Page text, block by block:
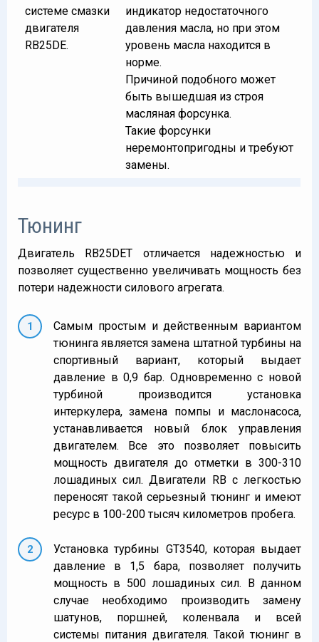
системе смазки
двигателя
RB25DE.
индикатор недостаточного
давления масла, но при этом
уровень масла находится в
норме.
Причиной подобного может
быть вышедшая из строя
масляная форсунка.
Такие форсунки
неремонтопригодны и требуют
замены.
Тюнинг
Двигатель RB25DET отличается надежностью и
позволяет существенно увеличивать мощность без
потери надежности силового агрегата.
Самым простым и действенным вариантом
тюнинга является замена штатной турбины на
спортивный вариант, который выдает
давление в 0,9 бар. Одновременно с новой
турбиной производится установка
интеркулера, замена помпы и маслонасоса,
устанавливается новый блок управления
двигателем. Все это позволяет повысить
мощность двигателя до отметки в 300-310
лошадиных сил. Двигатели RB с легкостью
переносят такой серьезный тюнинг и имеют
ресурс в 100-200 тысяч километров пробега.
Установка турбины GT3540, которая выдает
давление в 1,5 бара, позволяет получить
мощность в 500 лошадиных сил. В данном
случае необходимо производить замену
шатунов, поршней, коленвала и всей
системы питания двигателя. Такой тюнинг в